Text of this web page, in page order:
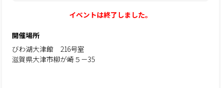
イベントは終了しました。
開催場所
びわ湖大津館 216号室
滋賀県大津市柳が崎５－35